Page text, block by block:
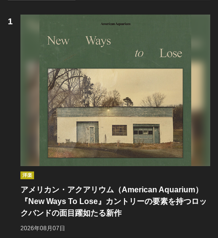
洋楽
アメリカン・アクアリウム（American Aquarium）
『New Ways To Lose』カントリーの要素を持つロッ
クバンドの面目躍如たる新作
2026年08月07日